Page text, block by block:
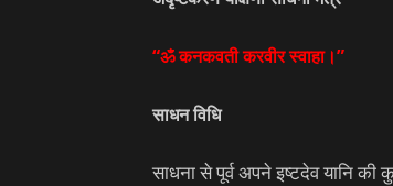
“ॐ कनकवती करवीर स्वाहा।”
साधन विधि
साधना से पूर्व अपने इष्टदेव यानि